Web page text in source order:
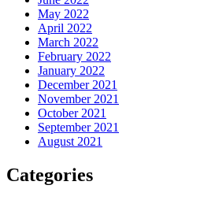
May 2022
April 2022
March 2022
February 2022
January 2022
December 2021
November 2021
October 2021
September 2021
August 2021
Categories